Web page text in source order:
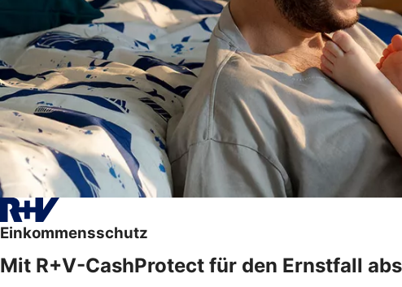
Einkommensschutz
Mit R+V-CashProtect für den Ernstfall